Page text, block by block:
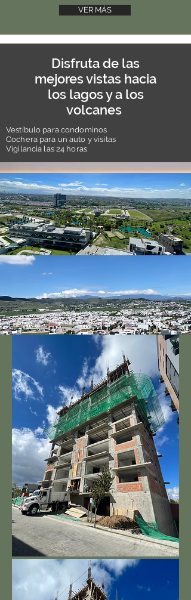
VER MÁS
Disfruta de las
mejores vistas hacia
los lagos y a los
volcanes
Vestíbulo para condominos
Cochera para un auto y visitas
Vigilancia las 24 horas